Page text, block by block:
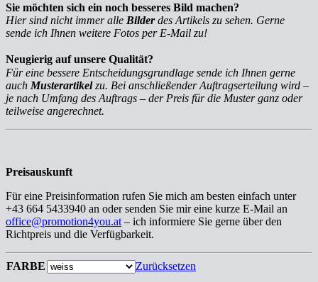
Sie möchten sich ein noch besseres Bild machen?
Hier sind nicht immer alle Bilderdes Artikels zu sehen. Gerne
sende ich Ihnen weitere Fotos per E-Mail zu!
Neugierig auf unsere Qualität?
Für eine bessere Entscheidungsgrundlage sende ich Ihnen gerne
auch Musterartikelzu. Bei anschließender Auftragserteilung wird –
je nach Umfang des Auftrags – der Preis für die Muster ganz oder
teilweise angerechnet.
Preisauskunft
Für eine Preisinformation rufen Sie mich am besten einfach unter
+43 664 5433940 an oder senden Sie mir eine kurze E-Mail an
office@promotion4you.at – ich informiere Sie gerne über den
Richtpreis und die Verfügbarkeit.
FARBE Zurücksetzen